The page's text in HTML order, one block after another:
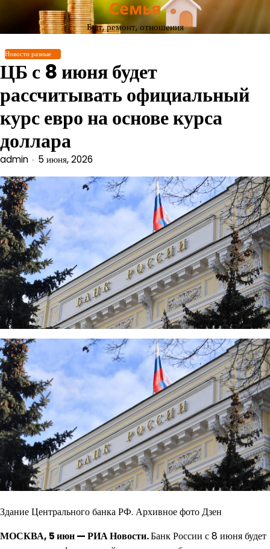
Перейти
содержимому
Семья
Быт, ремонт, отношения
Новости разные
ЦБ с 8 июня будет
рассчитывать официальный
курс евро на основе курса
доллара
admin 5 июня, 2026
Здание Центрального банка РФ. Архивное фото Дзен
МОСКВА, 5 июн — РИА Новости.Банк России с 8 июня будет